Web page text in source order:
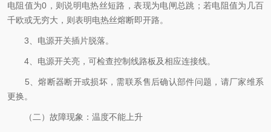
电阻值为0，则说明电热丝短路，表现为电闸总跳；若电阻值为几百
千欧或无穷大，则表明电热丝熔断即开路。
3、电源开关插片脱落。
4、电源开关亮，可检查控制线路板及相应连接线。
5、熔断器断开或损坏，需联系售后确认部件问题，请厂家维系
更换。
（二）故障现象：温度不能上升